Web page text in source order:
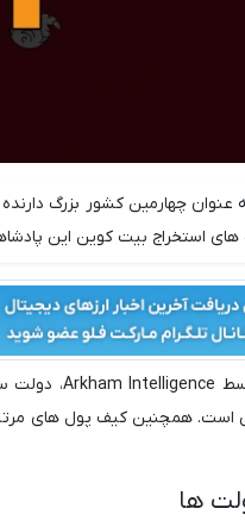
۱۳,۰۲۹ بیت کوین، به عنوان چهارمین
استخراج بیت کوین این
ها